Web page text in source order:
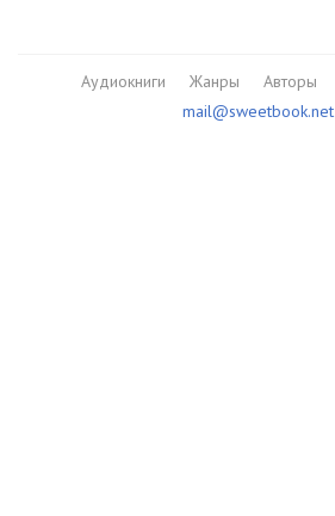
Аудиокниги Жанры Авторы
mail@sweetbook.net